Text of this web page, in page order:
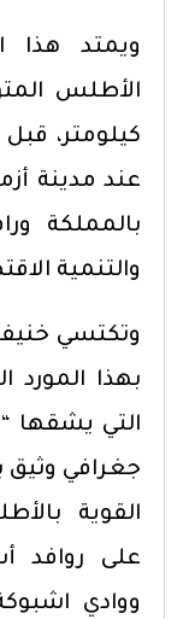
ويمتد هذا
كيلومتر،
عند مدينة
بالمملكة
والتنمية
وتكتسي
بهذا المورد
التي يشقها
جغرافي وثيق
القوية
على روافد
ووادي